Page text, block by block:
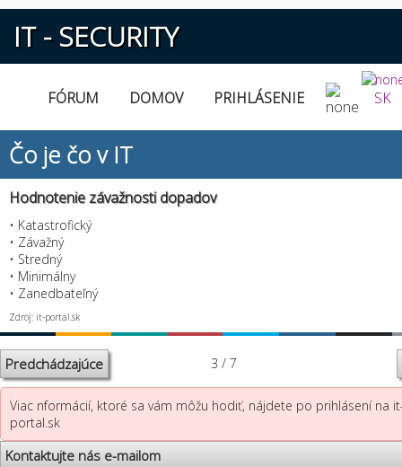
IT - SECURITY
FÓRUM DOMOV PRIHLÁSENIE SK
Čo je čo v IT
Hodnotenie závažnosti dopadov
• Katastrofický
• Závažný
• Stredný
• Minimálny
• Zanedbateľný
Zdroj: it-portal.sk
Predchádzajúce 3 / 7
Viac nformácií, ktoré sa vám môžu hodiť, nájdete po prihlásení na
portal.sk
Kontaktujte nás e-mailom